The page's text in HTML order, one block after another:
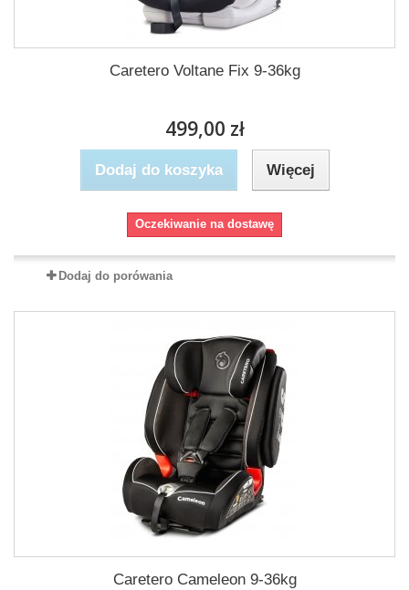
Caretero Voltane Fix 9-36kg
499,00 zł
Dodaj do koszyka Więcej
Oczekiwanie na dostawę
Dodaj do porówania
Caretero Cameleon 9-36kg